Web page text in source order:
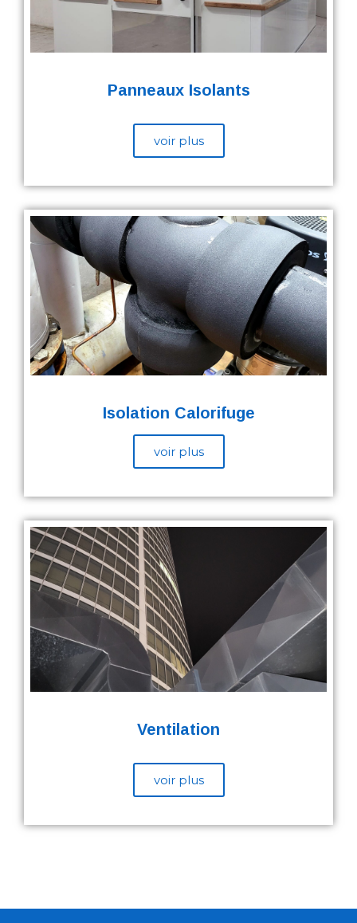
Panneaux Isolants
voir plus
Isolation Calorifuge
voir plus
Ventilation
voir plus